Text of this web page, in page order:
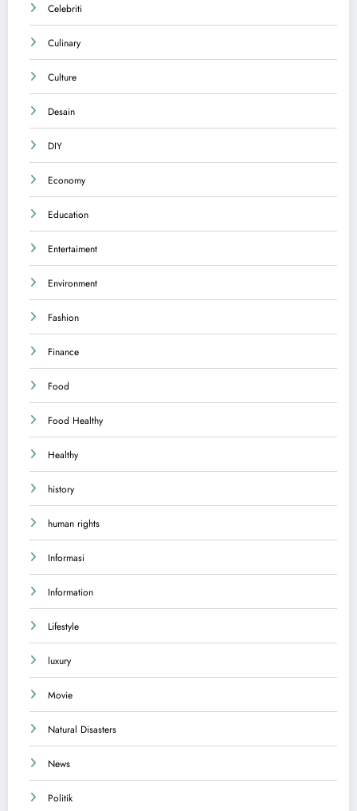
Celebriti
Culinary
Culture
Desain
DIY
Economy
Education
Entertaiment
Environment
Fashion
Finance
Food
Food Healthy
Healthy
history
human rights
Informasi
Information
Lifestyle
luxury
Movie
Natural Disasters
News
Politik